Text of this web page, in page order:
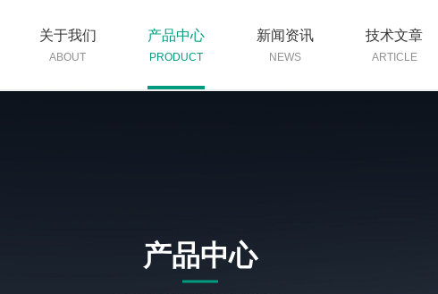
关于我们
ABOUT
产品中心
PRODUCT
新闻资讯
NEWS
技术文章
ARTICLE
产品中心